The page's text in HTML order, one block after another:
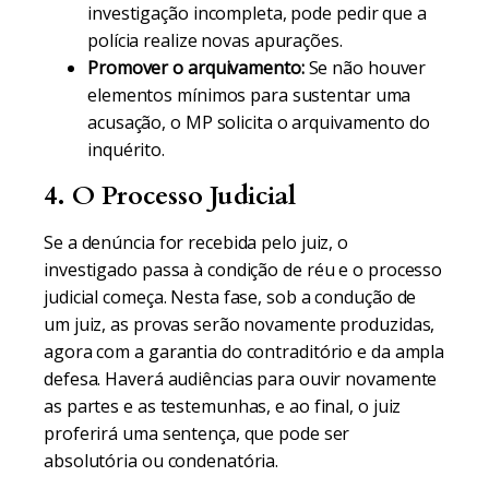
investigação incompleta, pode pedir que a
polícia realize novas apurações.
Promover o arquivamento:Se não houver
elementos mínimos para sustentar uma
acusação, o MP solicita o arquivamento do
inquérito.
4. O Processo Judicial
Se a denúncia for recebida pelo juiz, o
investigado passa à condição de réu e o processo
judicial começa. Nesta fase, sob a condução de
um juiz, as provas serão novamente produzidas,
agora com a garantia do contraditório e da ampla
defesa. Haverá audiências para ouvir novamente
as partes e as testemunhas, e ao final, o juiz
proferirá uma sentença, que pode ser
absolutória ou condenatória.